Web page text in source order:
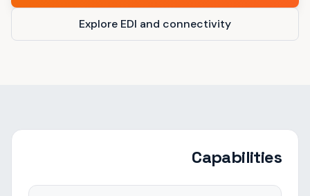
Explore EDI and connectivity
Capabilities